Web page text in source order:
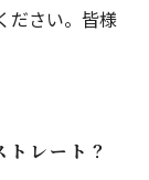
ださい。皆様
レート？